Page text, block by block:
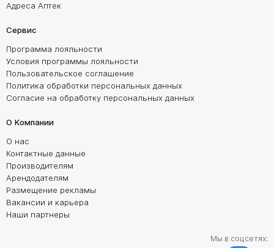
Адреса Аптек
Сервис
Программа лояльности
Условия программы лояльности
Пользовательское соглашение
Политика обработки персональных данных
Согласие на обработку персональных данных
О Компании
О нас
Контактные данные
Производителям
Арендодателям
Размещение рекламы
Вакансии и карьера
Наши партнеры
Мы в соцсетях: